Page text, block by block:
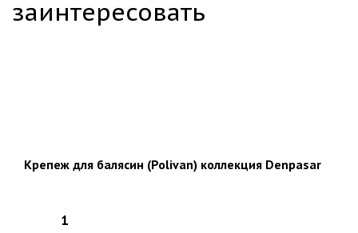
заинтересовать
Крепеж для балясин (Polivan) коллекция Denpasar